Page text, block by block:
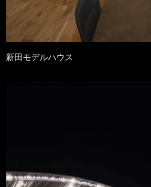
新田モデルハウス